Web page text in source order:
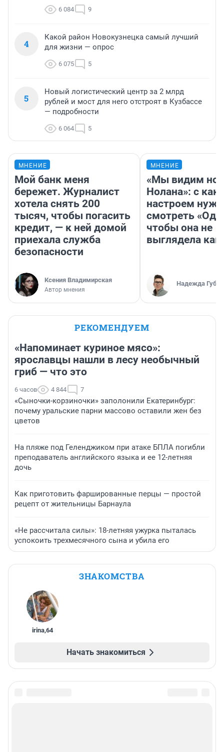
6 084 9
4
Какой район Новокузнецка самый лучший
для жизни — опрос
6 075 5
5
Новый логистический центр за 2 млрд
рублей и мост для него отстроят в Кузбассе
— подробности
6 064 5
МНЕНИЕ
Мой банк меня
бережет. Журналист
хотела снять 200
тысяч, чтобы погасить
кредит, — к ней домой
приехала служба
безопасности
Ксения Владимирская
Автор мнения
МНЕНИЕ
«Мы видим
Нолана»: с
настроем
смотреть
чтобы она не
выглядела как
Надежда
РЕКОМЕНДУЕМ
«Напоминает куриное мясо»:
ярославцы нашли в лесу необычный
гриб — что это
6 часов 4 844 7
«Сыночки-корзиночки» заполонили Екатеринбург:
почему уральские парни массово оставили жен без
цветов
На пляже под Геленджиком при атаке БПЛА погибли
преподаватель английского языка и ее 12-летняя
дочь
Как приготовить фаршированные перцы — простой
рецепт от жительницы Барнаула
«Не рассчитала силы»: 18-летняя ужурка пыталась
успокоить трехмесячного сына и убила его
ЗНАКОМСТВА
irina,64
Начать знакомиться